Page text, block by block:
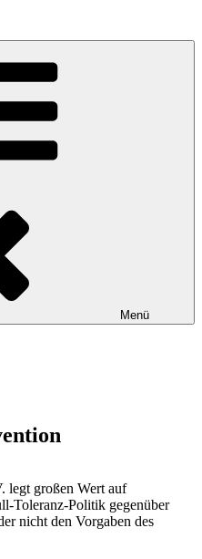
Menü
großen Wert auf
Toleranz-Politik gegenüber
nicht den Vorgaben des